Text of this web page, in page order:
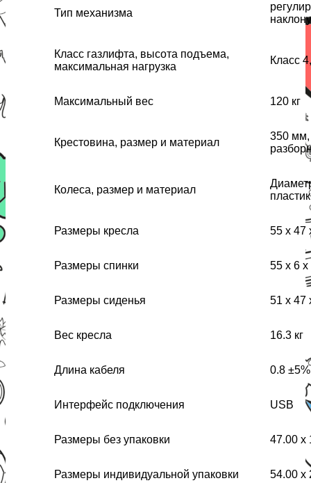
Тип механизма
наклону
Класс газлифта, высота подъема,
максимальная нагрузка
Класс
Максимальный вес 120 кг
Крестовина, размер и материал
350 мм,
Колеса, размер и материал
пластик
Размеры кресла 55 x 47
Размеры спинки 55 x 6
Размеры сиденья 51 x 47
Вес кресла 16.3 кг
Длина кабеля 0.8
Интерфейс подключения USB
Размеры без упаковки 47.00 x
Размеры индивидуальной упаковки 54.00 x